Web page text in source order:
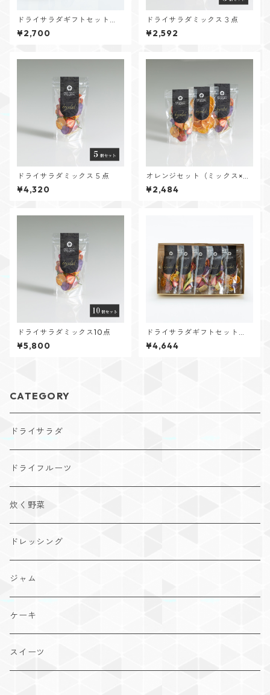
ドライサラダギフトセット
（ミックス3点）
¥2,700
ドライサラダミックス３点
¥2,592
ドライサラダミックス５点
¥4,320
オレンジセット（ミックス×
２/オレンジ）
¥2,484
ドライサラダミックス10点
¥5,800
ドライサラダギフトセット
（ミックス5点）
¥4,644
CATEGORY
ドライサラダ
ドライフルーツ
炊く野菜
ドレッシング
ジャム
ケーキ
スイーツ